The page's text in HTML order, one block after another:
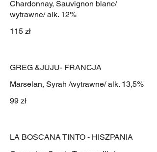
Chardonnay, Sauvignon blanc/
wytrawne/ alk. 12%
115 zł
GREG &JUJU- FRANCJA
Marselan, Syrah /wytrawne/ alk. 13,5%
99 zł
LA BOSCANA TINTO - HISZPANIA